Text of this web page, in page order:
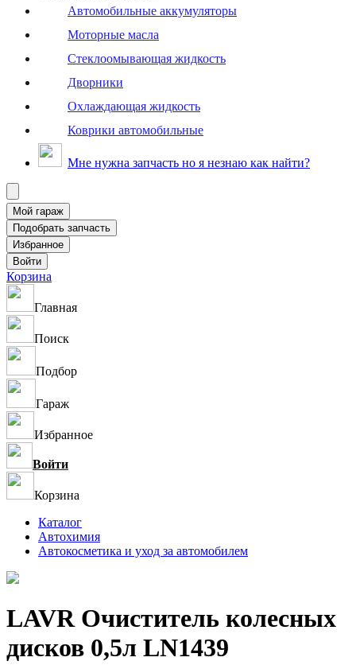
Автомобильные аккумуляторы
Моторные масла
Стеклоомывающая жидкость
Дворники
Охлаждающая жидкость
Коврики автомобильные
Мне нужна запчасть но я незнаю как найти?
Корзина
Главная
Поиск
Подбор
Гараж
Избранное
Войти
Корзина
Каталог
Автохимия
Автокосметика и уход за автомобилем
LAVR Очиститель колесных
дисков 0,5л LN1439